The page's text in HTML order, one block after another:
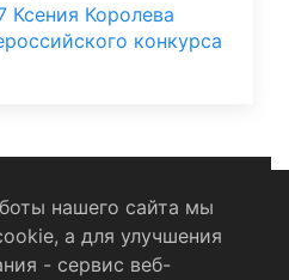
Королева
конкурса
нашего сайта мы
а для улучшения
- сервис веб-